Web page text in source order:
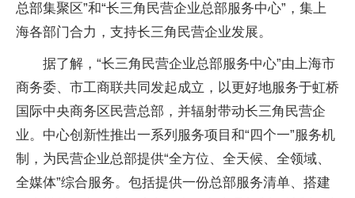
总部集聚区”和“长三角民营企业总部服务中心”，集上
海各部门合力，支持长三角民营企业发展。
据了解，“长三角民营企业总部服务中心”由上海市
商务委、市工商联共同发起成立，以更好地服务于虹桥
国际中央商务区民营总部，并辐射带动长三角民营企
业。中心创新性推出一系列服务项目和“四个一”服务机
制，为民营企业总部提供“全方位、全天候、全领域、
全媒体”综合服务。包括提供一份总部服务清单、搭建